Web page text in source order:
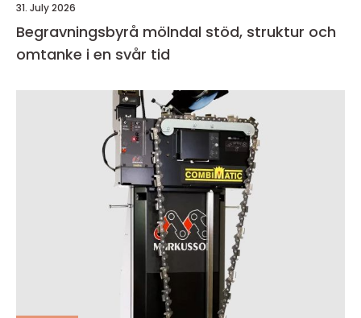
31. July 2026
Begravningsbyrå mölndal stöd, struktur och
omtanke i en svår tid